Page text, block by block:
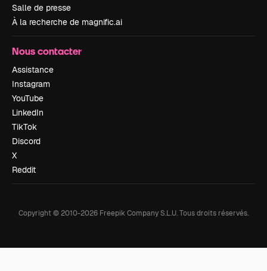
Salle de presse
À la recherche de magnific.ai
Nous contacter
Assistance
Instagram
YouTube
LinkedIn
TikTok
Discord
X
Reddit
Copyright © 2010-2026 Freepik Company S.L.U.Tous droits réservés.